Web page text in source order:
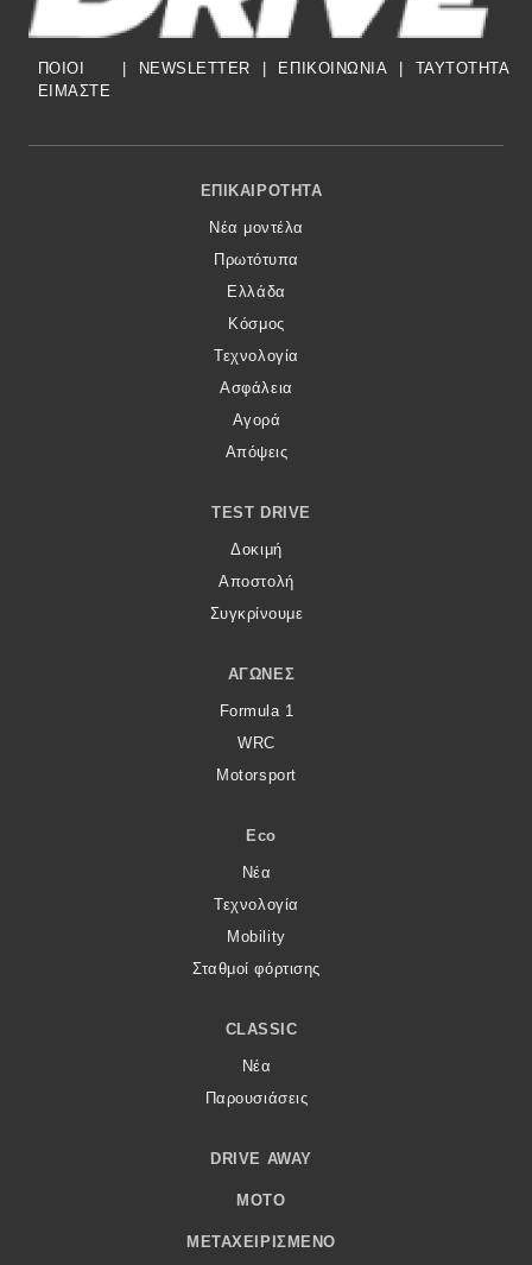
ΠΟΙΟΙ
ΕΙΜΑΣΤΕ
NEWSLETTER ΕΠΙΚΟΙΝΩΝΙΑ TAYTOTHTA
Footer Menu
ΕΠΙΚΑΙΡΌΤΗΤΑ
Νέα μοντέλα
Πρωτότυπα
Ελλάδα
Κόσμος
Τεχνολογία
Ασφάλεια
Αγορά
Απόψεις
TEST DRIVE
Δοκιμή
Αποστολή
Συγκρίνουμε
ΑΓΏΝΕΣ
Formula 1
WRC
Motorsport
Eco
Νέα
Τεχνολογία
Mobility
Σταθμοί φόρτισης
CLASSIC
Νέα
Παρουσιάσεις
DRIVE AWAY
MOTO
ΜΕΤΑΧΕΙΡΙΣΜΈΝΟ